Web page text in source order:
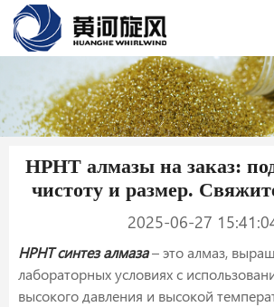
HPHT алмазы на заказ:
чистоту и размер.
2025-06-27
HPHT синтез алмаза– это алмаз,
лабораторных условиях с
высокого давления и высокой